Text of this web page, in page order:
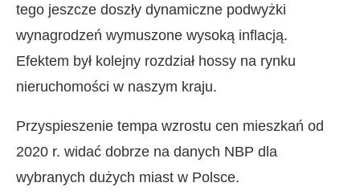
tego jeszcze doszły dynamiczne podwyżki
wynagrodzeń wymuszone wysoką inflacją.
Efektem był kolejny rozdział hossy na rynku
nieruchomości w naszym kraju.
Przyspieszenie tempa wzrostu cen mieszkań od
2020 r. widać dobrze na danych NBP dla
wybranych dużych miast w Polsce.